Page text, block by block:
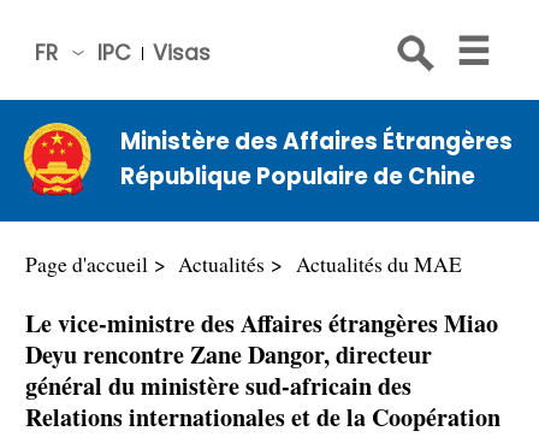
IPC Visas
FR
中文
Engli
sh
Русс
ñol
عربي
Ministère des Affaires Étrangères
République Populaire de Chine
Page d'accueil Actualités ​Actualités du MAE
Le vice-ministre des Affaires étrangères Miao
Deyu rencontre Zane Dangor, directeur
général du ministère sud-africain des
Relations internationales et de la Coopération